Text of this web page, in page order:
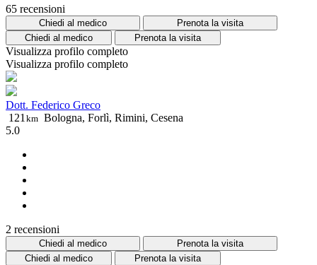
65 recensioni
Chiedi al medico
Prenota la visita
Chiedi al medico
Prenota la visita
Visualizza profilo completo
Visualizza profilo completo
Dott. Federico Greco
121km Bologna, Forlì, Rimini, Cesena
5.0
2 recensioni
Chiedi al medico
Prenota la visita
Chiedi al medico
Prenota la visita